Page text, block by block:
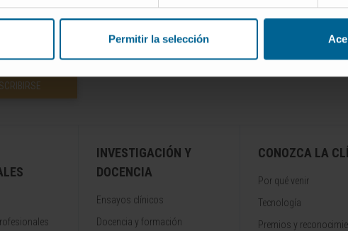
Permitir la selección
INVESTIGACIÓN Y
DOCENCIA
Ensayos clínicos
Docencia y formación
CONOZCA LA
Por qué venir
Tecnología
Premios y